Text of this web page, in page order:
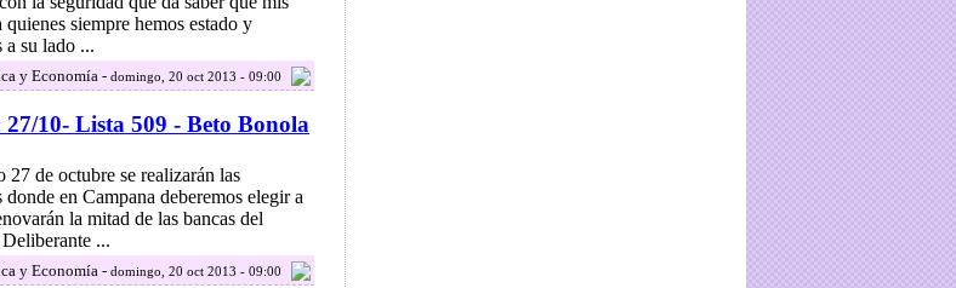
siempre hemos estado y
a su lado ...
y Economía - domingo, 20 oct 2013 - 09:00
10- Lista 509 - Beto Bonola
de octubre se realizarán las
donde en Campana deberemos elegir a
la mitad de las bancas del
...
y Economía - domingo, 20 oct 2013 - 09:00